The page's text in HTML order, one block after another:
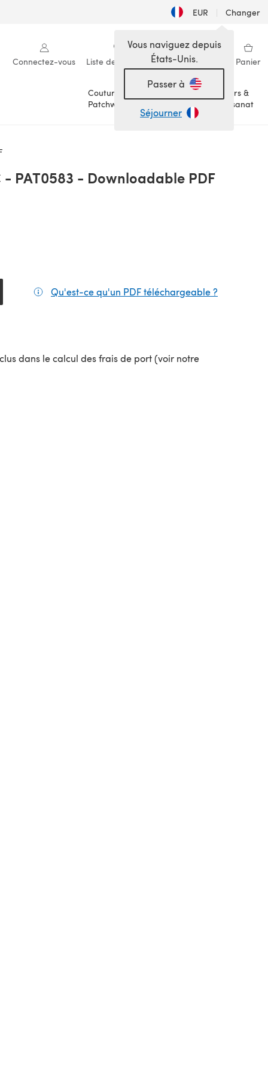
EUR | Changer
Connectez-vous Liste de souhaits Ma bibliothèque Panier
Couture &
Patchwork
Loisirs &
Artisanat
Vous naviguez depuis
États-Unis.
Passer à
Séjourner
PAT0583 - Downloadable PDF
onglet) Qu'est-ce qu'un PDF téléchargeable ?
dans le calcul des frais de port (voir notre